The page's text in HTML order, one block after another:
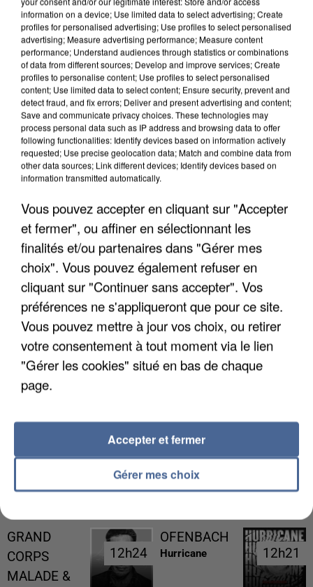
LES DONNÉES DE 300 000 CLIENTS DÉROBÉES À
INTERMARCHÉ APRÈS UNE...
VISÉS PAR DES INGÉRENCES...
RÉCEMMENT DIFFUSÉ
GRAND
CORPS
MALADE &
12h24
12h24
OFENBACH
Hurricane 12h21
12h21
information on a device; Use limited data to select advertising; Create
profiles for personalised advertising; Use profiles to select personalised
advertising; Measure advertising performance; Measure content
performance; Understand audiences through statistics or combinations
of data from different sources; Develop and improve services; Create
profiles to personalise content; Use profiles to select personalised
content; Use limited data to select content; Ensure security, prevent and
detect fraud, and fix errors; Deliver and present advertising and content;
Save and communicate privacy choices. These technologies may
process personal data such as IP address and browsing data to offer
following functionalities: Identify devices based on information actively
requested; Use precise geolocation data; Match and combine data from
other data sources; Link different devices; Identify devices based on
information transmitted automatically.
Vous pouvez accepter en cliquant sur "Accepter
et fermer", ou affiner en sélectionnant les
finalités et/ou partenaires dans "Gérer mes
choix". Vous pouvez également refuser en
cliquant sur "Continuer sans accepter". Vos
préférences ne s'appliqueront que pour ce site.
Vous pouvez mettre à jour vos choix, ou retirer
votre consentement à tout moment via le lien
"Gérer les cookies" situé en bas de chaque
page.
Gérer mes choix
Accepter et fermer